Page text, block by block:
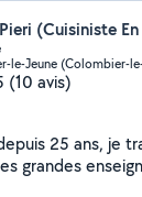
(Cuisiniste
le-Jeune (Colombier-
(10 avis)
25 ans, je
grandes